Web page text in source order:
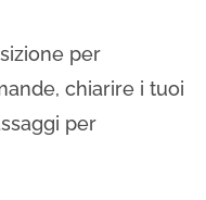
per
chiarire i tuoi
per